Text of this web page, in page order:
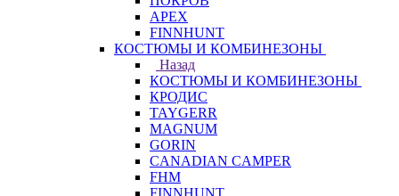
APEX
FINNHUNT
КОСТЮМЫ И КОМБИНЕЗОНЫ
Назад
КОСТЮМЫ И КОМБИНЕЗОНЫ
КРОДИС
TAYGERR
MAGNUM
GORIN
CANADIAN CAMPER
FHM
FINNHUNT